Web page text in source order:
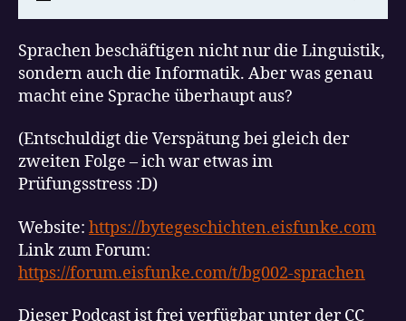
Sprachen beschäftigen nicht nur die Linguistik,
sondern auch die Informatik. Aber was genau
macht eine Sprache überhaupt aus?
(Entschuldigt die Verspätung bei gleich der
zweiten Folge – ich war etwas im
Prüfungsstress :D)
Website: https://bytegeschichten.eisfunke.com
Link zum Forum:
https://forum.eisfunke.com/t/bg002-sprachen
Dieser Podcast ist frei verfügbar unter der CC